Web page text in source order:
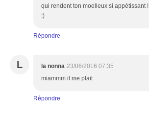
qui rendent ton moelleux si appétissant
:)
Répondre
L la nonna 23/06/2016 07:35
miammm il me plait
Répondre